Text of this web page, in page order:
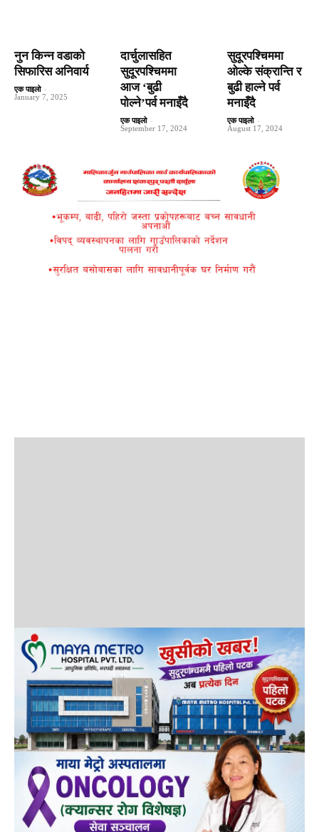
नुन किन्न वडाको
सिफारिस अनिवार्य
एक पाइलो -
January 7, 2025
दार्चुलासहित
सुदूरपश्चिममा
आज ‘बुढी
पोल्ने’पर्व मनाइँदै
एक पाइलो -
September 17, 2024
सुदूरपश्चिममा
ओल्के संक्रान्ति र
बुढी हाल्ने पर्व
मनाइँदै
एक पाइलो -
August 17, 2024